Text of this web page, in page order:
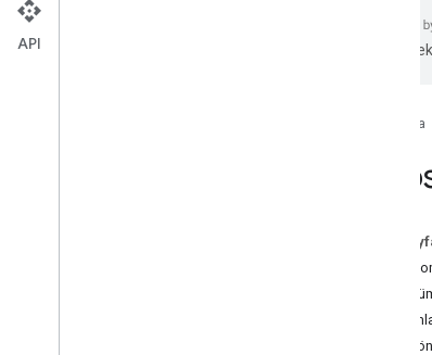
Yapay
Ana Sayfa
Bu
Bağlı
Özel
API